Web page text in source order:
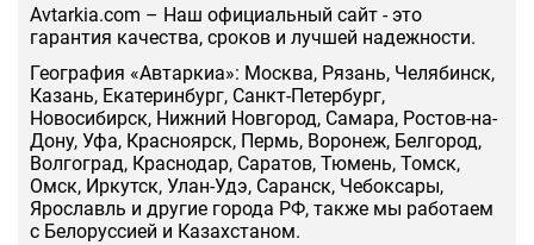
Аvtarkia.com – Наш официальный сайт - это
гарантия качества, сроков и лучшей надежности.
География «Автаркиа»: Москва, Рязань, Челябинск,
Казань, Екатеринбург, Санкт-Петербург,
Новосибирск, Нижний Новгород, Самара, Ростов-на-
Дону, Уфа, Красноярск, Пермь, Воронеж, Белгород,
Волгоград, Краснодар, Саратов, Тюмень, Томск,
Омск, Иркутск, Улан-Удэ, Саранск, Чебоксары,
Ярославль и другие города РФ, также мы работаем
с Белоруссией и Казахстаном.